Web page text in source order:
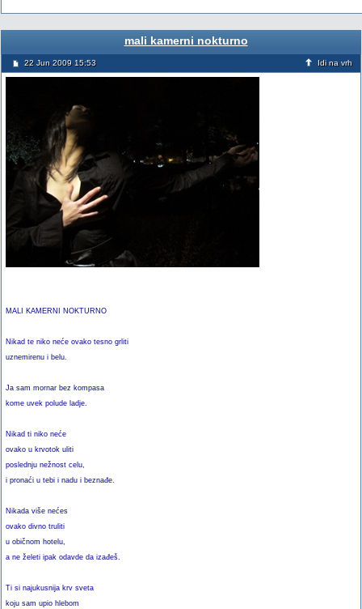
mali kamerni nokturno
22 Jun 2009 15:53 Idi na vrh
MALI KAMERNI NOKTURNO
Nikad te niko neće ovako tesno grliti
uznemirenu i belu.
Ja sam mornar bez kompasa
kome uvek polude ladje.
Nikad ti niko neće
ovako u krvotok uliti
poslednju nežnost celu,
i pronaći u tebi i nadu i beznađe.
Nikada više nećes
ovako divno truliti
u običnom hotelu,
a ne želeti ipak odavde da izađeš.
Ti si najukusnija krv sveta
koju sam upio hlebom